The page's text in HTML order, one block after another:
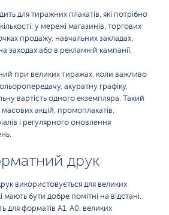
для тиражних плакатів, які потрібно
у мережі магазинів, торгових
продажу, навчальних закладах,
заходах або в рекламній кампанії.
при великих тиражах, коли важливо
акуратну графіку,
вартість одного екземпляра. Такий
масових акцій, промоплакатів,
і регулярного оновлення
друк
використовується для великих
мають бути добре помітні на відстані.
для форматів А1, А0, великих